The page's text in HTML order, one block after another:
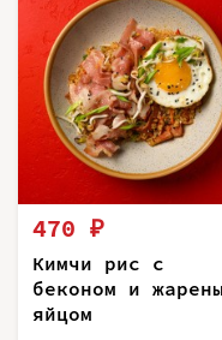
470 ₽
Кимчи рис с
беконом и
яйцом